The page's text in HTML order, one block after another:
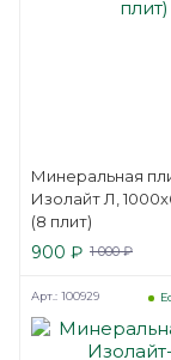
Минеральная
Изолайт Л,
(8 плит)
900 ₽ 1 000₽
Арт.: 100929